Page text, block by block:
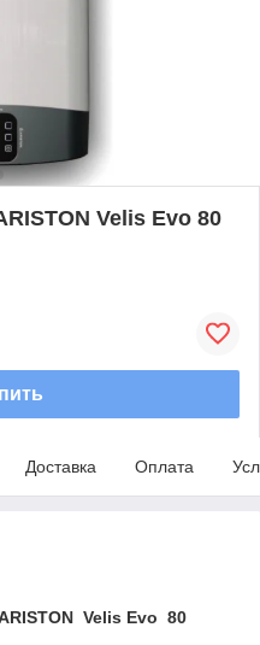
Velis Evo 80
Доставка Оплата
Velis Evo 80